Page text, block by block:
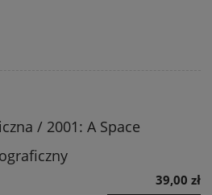
/ 2001: A Space
39,00 zł